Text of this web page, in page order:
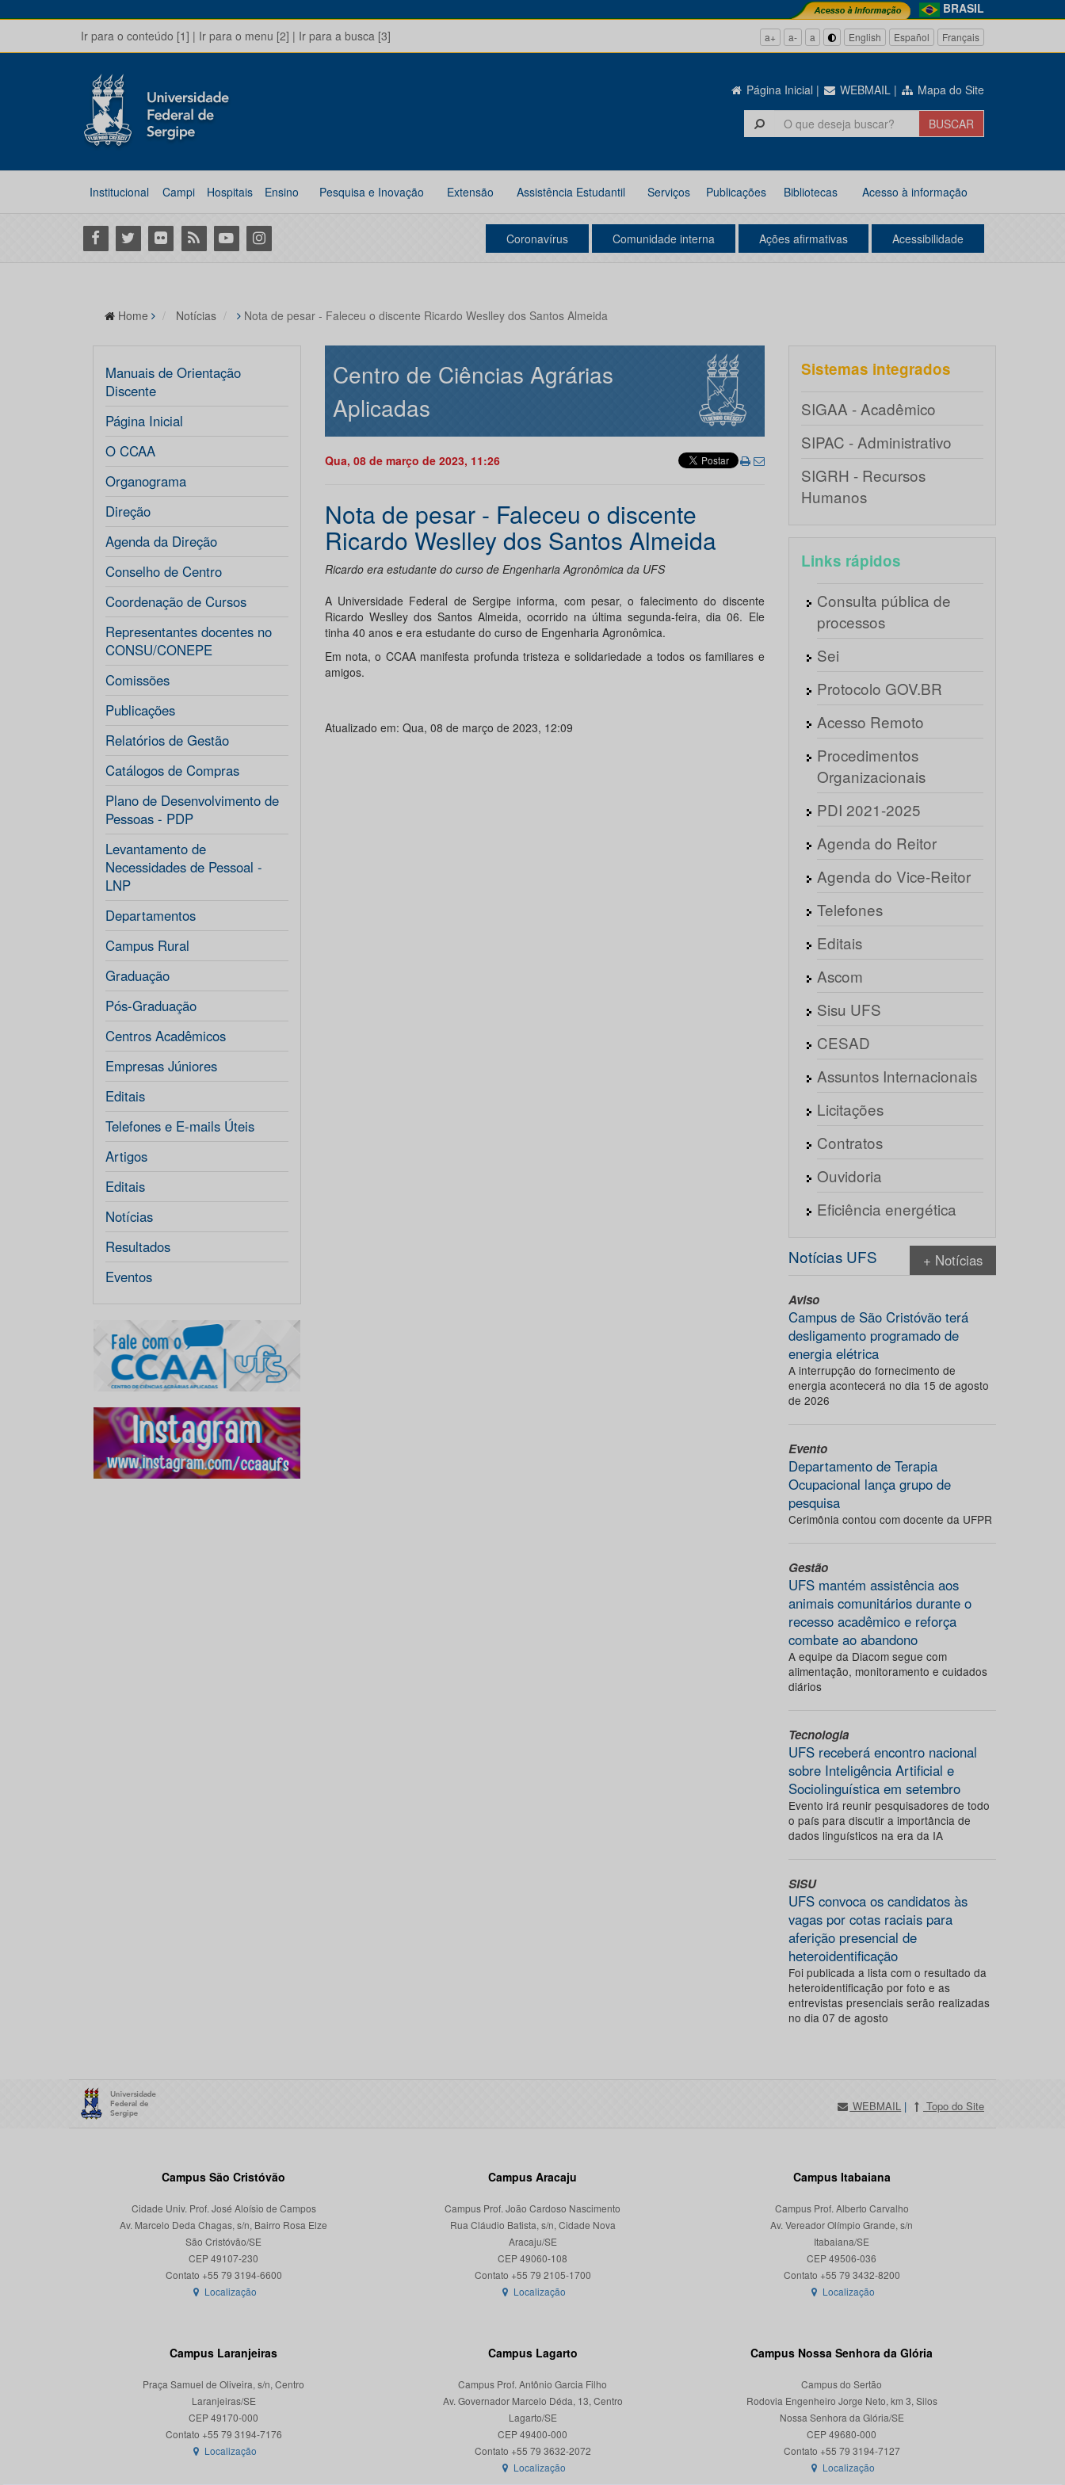
BRASIL
Ir para o conteúdo [1] | Ir para o menu [2] | Ir para a busca [3] a+ a- a English Español Français
Página Inicial | WEBMAIL | Mapa do Site
Institucional Campi Hospitais Ensino Pesquisa e Inovação Extensão Assistência Estudantil Serviços Publicações Bibliotecas Acesso à informação
Facebook
Twitter Flickr RSS YoutubeInstagram Coronavírus Comunidade interna Ações afirmativas Acessibilidade
Home Notícias Nota de pesar - Faleceu o discente Ricardo Weslley dos Santos Almeida
Manuais de Orientação
Discente
Página Inicial
O CCAA
Organograma
Direção
Agenda da Direção
Conselho de Centro
Coordenação de Cursos
Representantes docentes no
CONSU/CONEPE
Comissões
Publicações
Relatórios de Gestão
Catálogos de Compras
Plano de Desenvolvimento de
Pessoas - PDP
Levantamento de
Necessidades de Pessoal -
LNP
Departamentos
Campus Rural
Graduação
Pós-Graduação
Centros Acadêmicos
Empresas Júniores
Editais
Telefones e E-mails Úteis
Artigos
Editais
Notícias
Resultados
Eventos
Centro de Ciências Agrárias
Aplicadas
Qua, 08 de março de 2023, 11:26
Nota de pesar - Faleceu o discente
Ricardo Weslley dos Santos Almeida
Ricardo era estudante do curso de Engenharia Agronômica da UFS
A Universidade Federal de Sergipe informa, com pesar, o falecimento do discente
Ricardo Weslley dos Santos Almeida, ocorrido na última segunda-feira, dia 06. Ele
tinha 40 anos e era estudante do curso de Engenharia Agronômica.
Em nota, o CCAA manifesta profunda tristeza e solidariedade a todos os familiares e
amigos.
Atualizado em: Qua, 08 de março de 2023, 12:09
Sistemas integrados
SIGAA - Acadêmico
SIPAC - Administrativo
SIGRH - Recursos
Humanos
Links rápidos
Consulta pública de
processos
Sei
Protocolo GOV.BR
Acesso Remoto
Procedimentos
Organizacionais
PDI 2021-2025
Agenda do Reitor
Agenda do Vice-Reitor
Telefones
Editais
Ascom
Sisu UFS
CESAD
Assuntos Internacionais
Licitações
Contratos
Ouvidoria
Eficiência energética
Notícias UFS + Notícias
Aviso
Campus de São Cristóvão terá
desligamento programado de
energia elétrica
A interrupção do fornecimento de
energia acontecerá no dia 15 de agosto
de 2026
Evento
Departamento de Terapia
Ocupacional lança grupo de
pesquisa
Cerimônia contou com docente da UFPR
Gestão
UFS mantém assistência aos
animais comunitários durante o
recesso acadêmico e reforça
combate ao abandono
A equipe da Diacom segue com
alimentação, monitoramento e cuidados
diários
Tecnologia
UFS receberá encontro nacional
sobre Inteligência Artificial e
Sociolinguística em setembro
Evento irá reunir pesquisadores de todo
o país para discutir a importância de
dados linguísticos na era da IA
SISU
UFS convoca os candidatos às
vagas por cotas raciais para
aferição presencial de
heteroidentificação
Foi publicada a lista com o resultado da
heteroidentificação por foto e as
entrevistas presenciais serão realizadas
no dia 07 de agosto
WEBMAIL | Topo do Site
Campus São Cristóvão
Cidade Univ. Prof. José Aloísio de Campos
Av. Marcelo Deda Chagas, s/n, Bairro Rosa Elze
São Cristóvão/SE
CEP 49107-230
Localização
Campus Aracaju
Campus Prof. João Cardoso Nascimento
Rua Cláudio Batista, s/n, Cidade Nova
Aracaju/SE
CEP 49060-108
Localização
Campus Itabaiana
Campus Prof. Alberto Carvalho
Av. Vereador Olímpio Grande, s/n
Itabaiana/SE
CEP 49506-036
Localização
Campus Laranjeiras
Praça Samuel de Oliveira, s/n, Centro
Laranjeiras/SE
CEP 49170-000
Localização
Campus Lagarto
Campus Prof. Antônio Garcia Filho
Av. Governador Marcelo Déda, 13, Centro
Lagarto/SE
CEP 49400-000
Localização
Campus Nossa Senhora da Glória
Campus do Sertão
Rodovia Engenheiro Jorge Neto, km 3, Silos
Nossa Senhora da Glória/SE
CEP 49680-000
Contato +55 79 3194-7127
Localização